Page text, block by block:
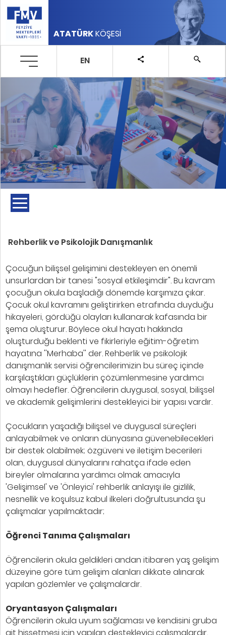
ATATÜRKKÖŞESİ
EN
Rehberlik ve Psikolojik Danışmanlık
Çocuğun bilişsel gelişimini destekleyen en önemli
unsurlardan bir tanesi "sosyal etkileşimdir". Bu kavram
çocuğun okula başladığı dönemde karşımıza çıkar.
Çocuk okul kavramını geliştirirken etrafında duyduğu
hikayeleri, gördüğü olayları kullanarak kafasında bir
şema oluşturur. Böylece okul hayatı hakkında
oluşturduğu beklenti ve fikirleriyle eğitim-öğretim
hayatına ''Merhaba'' der. Rehberlik ve psikolojik
danışmanlık servisi öğrencilerimizin bu süreç içinde
karşılaştıkları güçlüklerin çözümlenmesine yardımcı
olmayı hedefler. Öğrencilerin duygusal, sosyal, bilişsel
ve akademik gelişimlerini destekleyici bir yapısı vardır.
Çocukların yaşadığı bilişsel ve duygusal süreçleri
anlayabilmek ve onların dünyasına güvenebilecekleri
bir destek olabilmek; özgüveni ve iletişim becerileri
olan, duygusal dünyalarını rahatça ifade eden
bireyler olmalarına yardımcı olmak amacıyla
'Gelişimsel' ve 'Önleyici' rehberlik anlayışı ile gizlilik,
nesnellik ve koşulsuz kabul ilkeleri doğrultusunda şu
çalışmalar yapılmaktadır;
Öğrenci Tanıma Çalışmaları
Öğrencilerin okula geldikleri andan itibaren yaş gelişim
düzeyine göre tüm gelişim alanları dikkate alınarak
yapılan gözlemler ve çalışmalardır.
Oryantasyon Çalışmaları
Öğrencilerin okula uyum sağlaması ve kendisini gruba